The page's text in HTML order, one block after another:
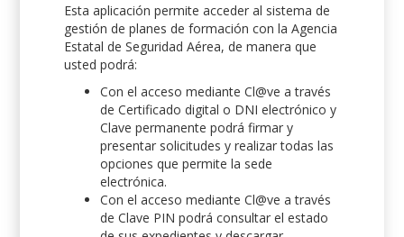
Esta aplicación permite acceder al sistema de
gestión de planes de formación con la Agencia
Estatal de Seguridad Aérea, de manera que
usted podrá:
Con el acceso mediante Cl@ve a través
de Certificado digital o DNI electrónico y
Clave permanente podrá firmar y
presentar solicitudes y realizar todas las
opciones que permite la sede
electrónica.
Con el acceso mediante Cl@ve a través
de Clave PIN podrá consultar el estado